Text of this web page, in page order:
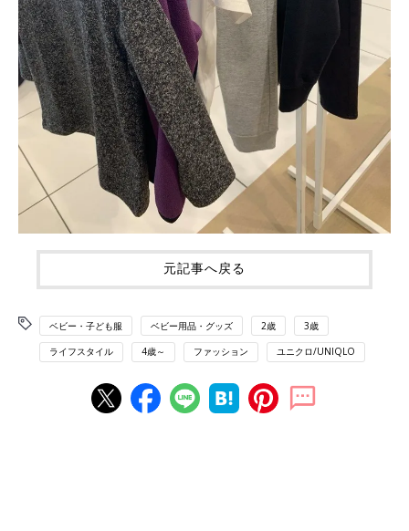
元記事へ戻る
ベビー・子ども服 ベビー用品・グッズ 2歳 3歳
ライフスタイル 4歳～ ファッション ユニクロ/UNIQLO